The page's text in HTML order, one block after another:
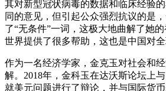
其对新型冠状病毒的数据和临床经验
同的意见，但引起公众强烈抗议的是
了“无条件”一词，这极大地曲解了她
世界提供了很多帮助，这也是中国对全
作为一名经济学家，金克玉对社会和
解。2018年，金科玉在达沃斯论坛上
就美元问题进行了辩论，并与国际货